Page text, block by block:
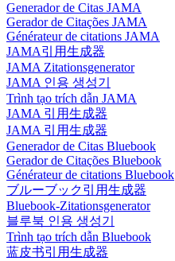
Generador de Citas JAMA
Gerador de Citações JAMA
Générateur de citations JAMA
JAMA引用生成器
JAMA Zitationsgenerator
JAMA 인용 생성기
Trình tạo trích dẫn JAMA
JAMA 引用生成器
JAMA 引用生成器
Generador de Citas Bluebook
Gerador de Citações Bluebook
Générateur de citations Bluebook
ブルーブック引用生成器
Bluebook-Zitationsgenerator
블루북 인용 생성기
Trình tạo trích dẫn Bluebook
蓝皮书引用生成器